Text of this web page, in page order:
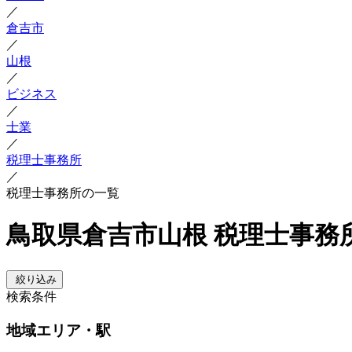
／
倉吉市
／
山根
／
ビジネス
／
士業
／
税理士事務所
／
税理士事務所の一覧
鳥取県倉吉市山根 税理士事務
絞り込み
検索条件
地域エリア・駅